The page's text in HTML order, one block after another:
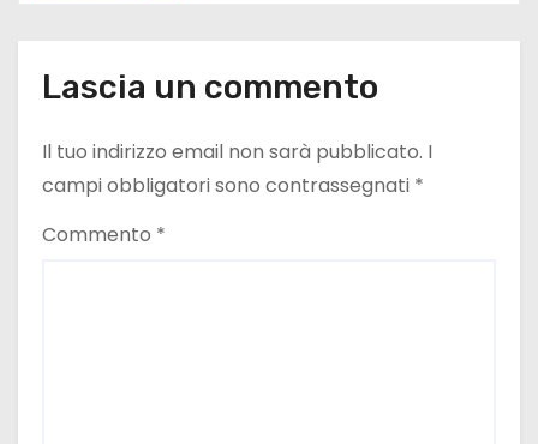
Lascia un commento
Il tuo indirizzo email non sarà pubblicato. I
campi obbligatori sono contrassegnati *
Commento *